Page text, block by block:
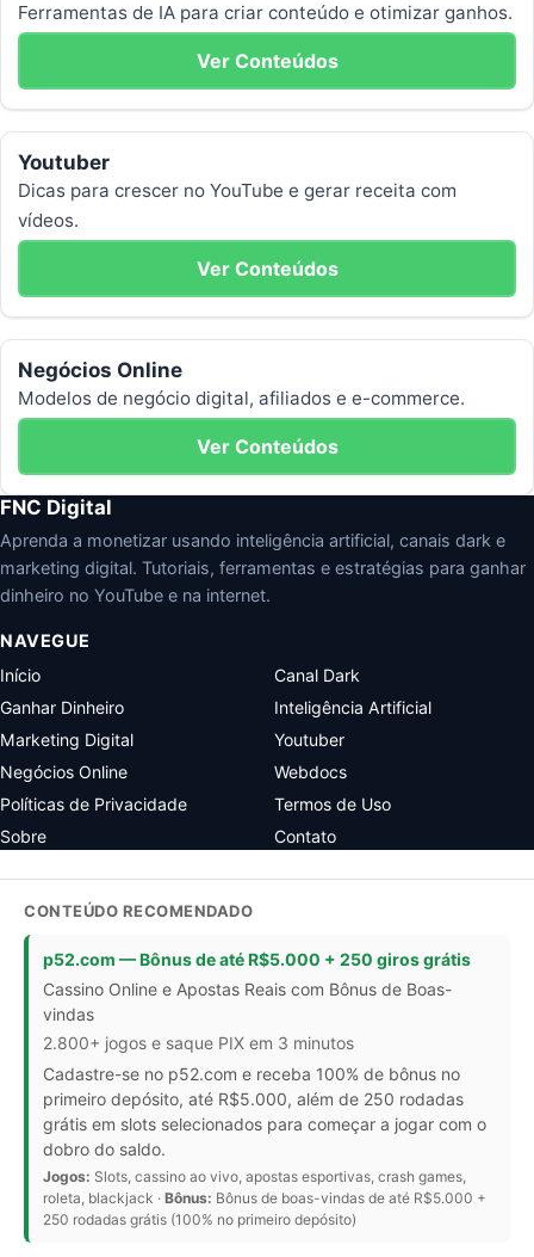
Ferramentas de IA para criar conteúdo e otimizar ganhos.
Ver Conteúdos
Youtuber
Dicas para crescer no YouTube e gerar receita com
vídeos.
Ver Conteúdos
Negócios Online
Modelos de negócio digital, afiliados e e-commerce.
Ver Conteúdos
FNC Digital
Aprenda a monetizar usando inteligência artificial, canais dark e
marketing digital. Tutoriais, ferramentas e estratégias para ganhar
dinheiro no YouTube e na internet.
NAVEGUE
Início
Canal Dark
Ganhar Dinheiro
Inteligência Artificial
Marketing Digital
Youtuber
Negócios Online
Webdocs
Políticas de Privacidade
Termos de Uso
Sobre
Contato
CONTEÚDO RECOMENDADO
p52.com — Bônus de até R$5.000 + 250 giros grátis
Cassino Online e Apostas Reais com Bônus de Boas-
vindas
2.800+ jogos e saque PIX em 3 minutos
Cadastre-se no p52.com e receba 100% de bônus no
primeiro depósito, até R$5.000, além de 250 rodadas
grátis em slots selecionados para começar a jogar com o
dobro do saldo.
Jogos: Slots, cassino ao vivo, apostas esportivas, crash games,
roleta, blackjack · Bônus: Bônus de boas-vindas de até R$5.000 +
250 rodadas grátis (100% no primeiro depósito)